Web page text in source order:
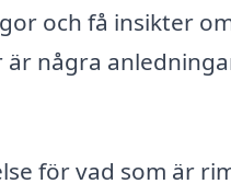
och få insikter
några
för vad som är